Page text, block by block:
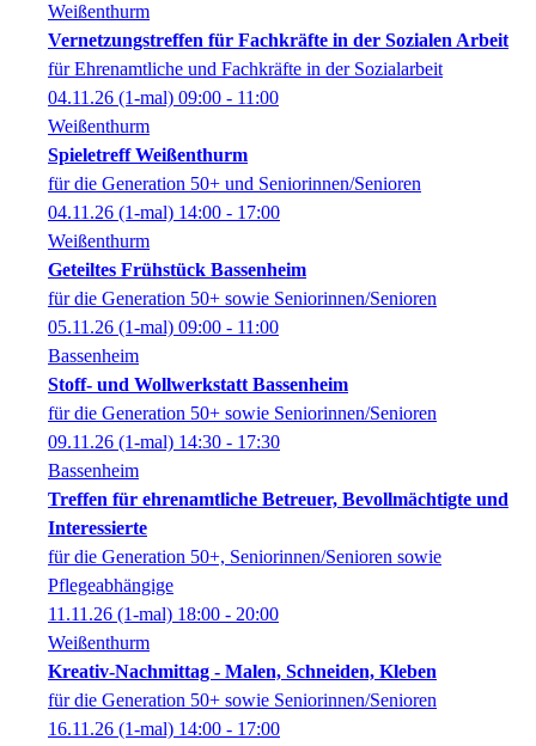
Weißenthurm
Vernetzungstreffen für Fachkräfte in der Sozialen Arbeit
für Ehrenamtliche und Fachkräfte in der Sozialarbeit
04.11.26 (1-mal) 09:00 - 11:00
Weißenthurm
Spieletreff Weißenthurm
für die Generation 50+ und Seniorinnen/Senioren
04.11.26 (1-mal) 14:00 - 17:00
Weißenthurm
Geteiltes Frühstück Bassenheim
für die Generation 50+ sowie Seniorinnen/Senioren
05.11.26 (1-mal) 09:00 - 11:00
Bassenheim
Stoff- und Wollwerkstatt Bassenheim
für die Generation 50+ sowie Seniorinnen/Senioren
09.11.26 (1-mal) 14:30 - 17:30
Bassenheim
Treffen für ehrenamtliche Betreuer, Bevollmächtigte und
Interessierte
für die Generation 50+, Seniorinnen/Senioren sowie
Pflegeabhängige
11.11.26 (1-mal) 18:00 - 20:00
Weißenthurm
Kreativ-Nachmittag - Malen, Schneiden, Kleben
für die Generation 50+ sowie Seniorinnen/Senioren
16.11.26 (1-mal) 14:00 - 17:00